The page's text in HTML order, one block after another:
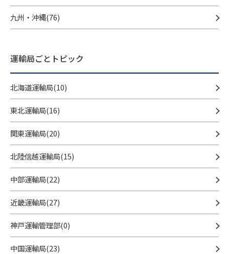
九州・沖縄(76)
運輸局ごとトピック
北海道運輸局(10)
東北運輸局(16)
関東運輸局(20)
北陸信越運輸局(15)
中部運輸局(22)
近畿運輸局(27)
神戸運輸管理部(0)
中国運輸局(23)